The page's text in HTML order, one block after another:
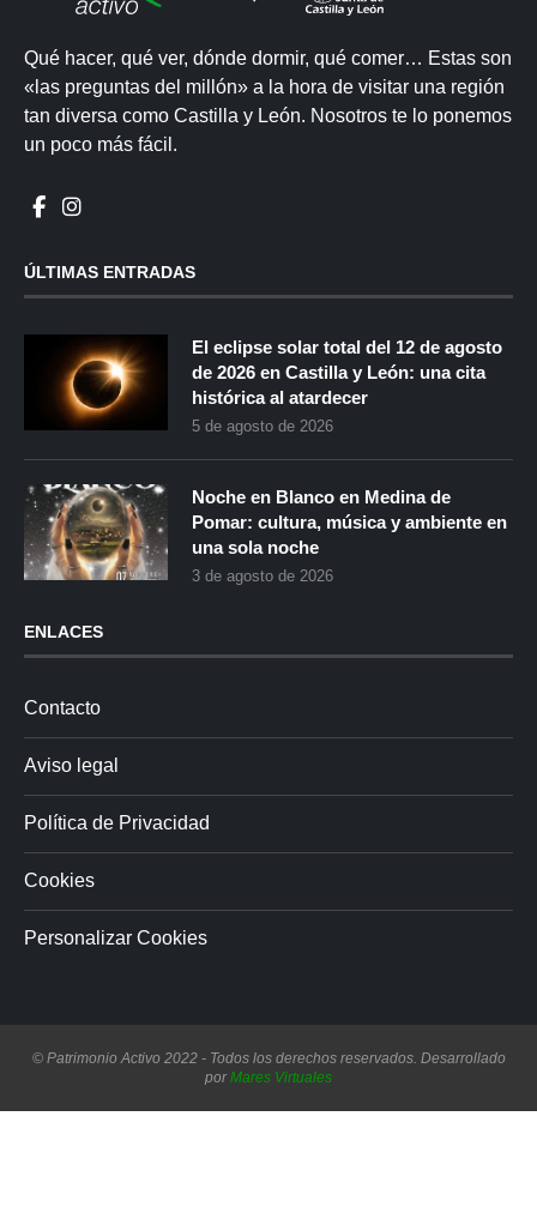
Qué hacer, qué ver, dónde dormir, qué comer… Estas son
«las preguntas del millón» a la hora de visitar una región
tan diversa como Castilla y León. Nosotros te lo ponemos
un poco más fácil.
ÚLTIMAS ENTRADAS
El eclipse solar total del 12 de agosto
de 2026 en Castilla y León: una cita
histórica al atardecer
5 de agosto de 2026
Noche en Blanco en Medina de
Pomar: cultura, música y ambiente en
una sola noche
3 de agosto de 2026
ENLACES
Contacto
Aviso legal
Política de Privacidad
Cookies
Personalizar Cookies
© Patrimonio Activo 2022 - Todos los derechos reservados. Desarrollado
porMares Virtuales